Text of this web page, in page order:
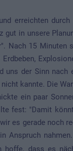
erreichten
gut in unsere
Nach 15
uns der Sinn
kannte. Die
ein paar
fest: "Damit
es gerade noch
Anspruch
dass es